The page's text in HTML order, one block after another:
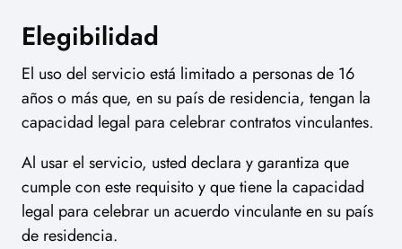
Elegibilidad
El uso del servicio está limitado a personas de 16
años o más que, en su país de residencia, tengan la
capacidad legal para celebrar contratos vinculantes.
Al usar el servicio, usted declara y garantiza que
cumple con este requisito y que tiene la capacidad
legal para celebrar un acuerdo vinculante en su país
de residencia.